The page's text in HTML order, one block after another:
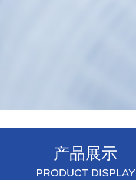
产品展示
PRODUCT DISPLAY